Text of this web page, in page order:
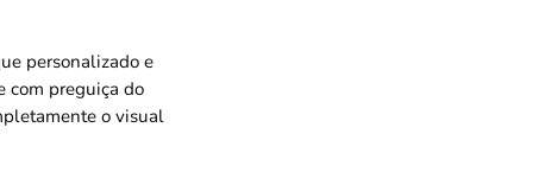
personalizado e
com preguiça do
o visual